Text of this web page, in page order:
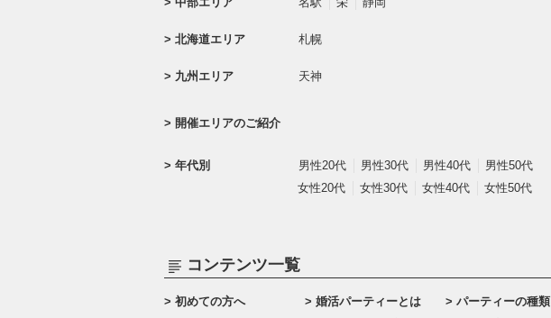
北海道エリア 札幌
九州エリア 天神
開催エリアのご紹介
年代別 男性20代 男性30代 男性40代
男性50代
女性20代
女性30代 女性40代 女性50代
コンテンツ一覧
初めての方へ 婚活パーティーとは パーティーの種類